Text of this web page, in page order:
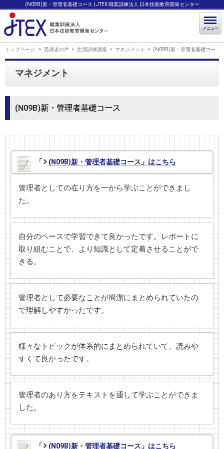
(N09B)新・管理者基礎コース | JTEX 職業訓練法人 日本技能教育開発センター
メニュー
トップページ 受講者の声 生涯訓練講座 マネジメント (N09B)新・管理者基礎コース
マネジメント
(N09B)新・管理者基礎コース
「 (N09B)新・管理者基礎コース」はこちら
管理者としての在り方を一から学ぶことができまし
た。
自分のペースで学習できて良かったです。レポートに
取り組むことで、より知識として定着させることがで
きる。
管理者として必要なことが簡潔にまとめられていたの
で理解しやすかったです。
様々なトピックが体系的にまとめられていて、読みや
すくて良かったです。
管理者のあり方をテキストを通して学ぶことができま
した。
「 (N09B)新・管理者基礎コース」はこちら